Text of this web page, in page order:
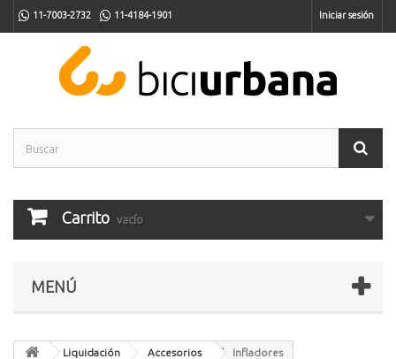
11-7003-2732 11-4184-1901 Iniciar sesión
Carrito vacío
MENÚ
Liquidación Accesorios Infladores